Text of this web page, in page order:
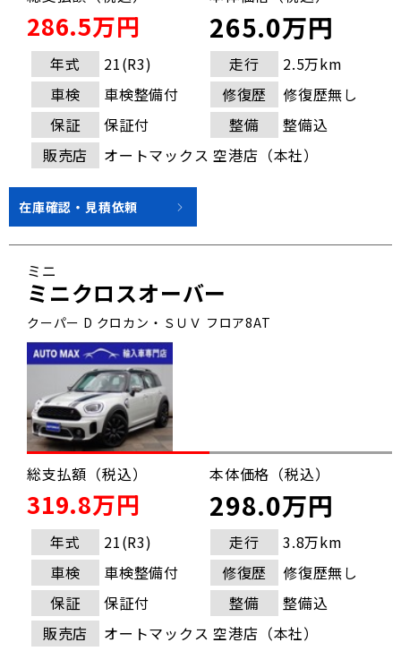
286.5万円 265.0万円
年式 21(R3) 走行
2.5万km
車検
車検整備付 修復歴
修復歴無し
保証
保証付 整備
整備込
販売店
オートマックス 空港店（本社）
在庫確認・見積依頼
ミニ
ミニクロスオーバー
クーパー D クロカン・ＳＵＶ フロア8AT
総支払額（税込）
319.8万円
本体価格（税込）
298.0万円
年式 21(R3) 走行
3.8万km
車検
車検整備付 修復歴
修復歴無し
保証
保証付 整備
整備込
販売店
オートマックス 空港店（本社）